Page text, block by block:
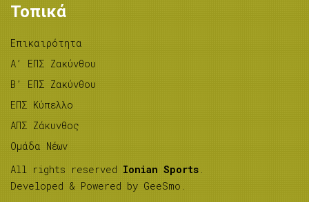
Τοπικά
Επικαιρότητα
A’ ΕΠΣ Ζακύνθου
B’ ΕΠΣ Ζακύνθου
ΕΠΣ Κύπελλο
ΑΠΣ Ζάκυνθος
Ομάδα Νέων
All rights reserved Ionian Sports .
Developed & Powered by GeeSmo .